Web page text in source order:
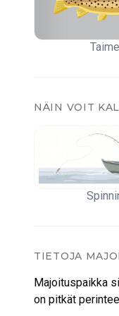
Jos sinulla on jo
NÄIN VOIT
TIETOJA
Majoituspaikka
on pitkät